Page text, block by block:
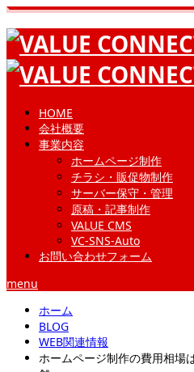
HOME
会社概要
事業内容
ホームページ制作
チラシ・販促物制作
サーバー保守・管理
原稿・記事制作
VALUE CMS
VC-SNS-Auto
お問い合わせフォーム
menu
ホーム
BLOG
WEB関連情報
ホームページ制作の費用相場